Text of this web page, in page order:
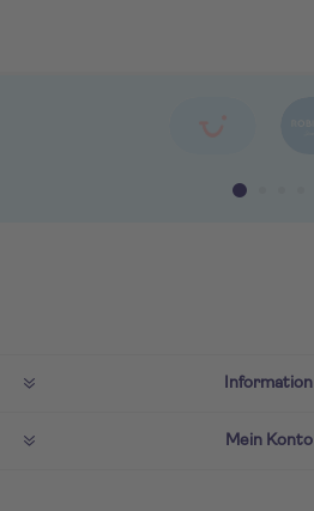
Information
Mein Konto